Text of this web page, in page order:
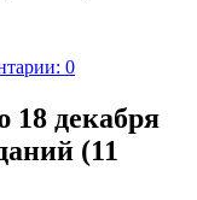
0
декабря
(11